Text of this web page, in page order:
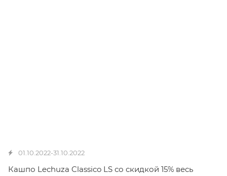
01.10.2022-31.10.2022
Кашпо Lechuza Classico LS со скидкой 15% весь